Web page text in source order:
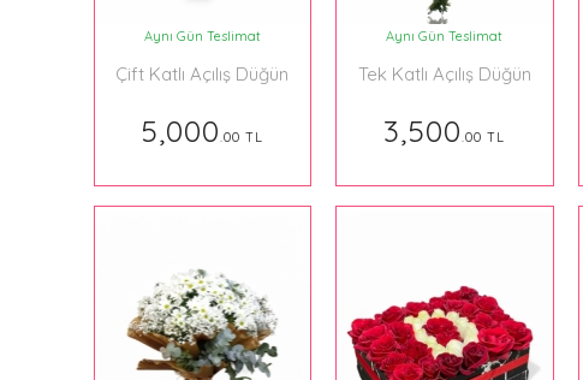
Aynı Gün Teslimat
Çift Katlı Açılış Düğün
5,000.00 TL
Aynı Gün Teslimat
Tek Katlı Açılış Düğün
3,500.00 TL